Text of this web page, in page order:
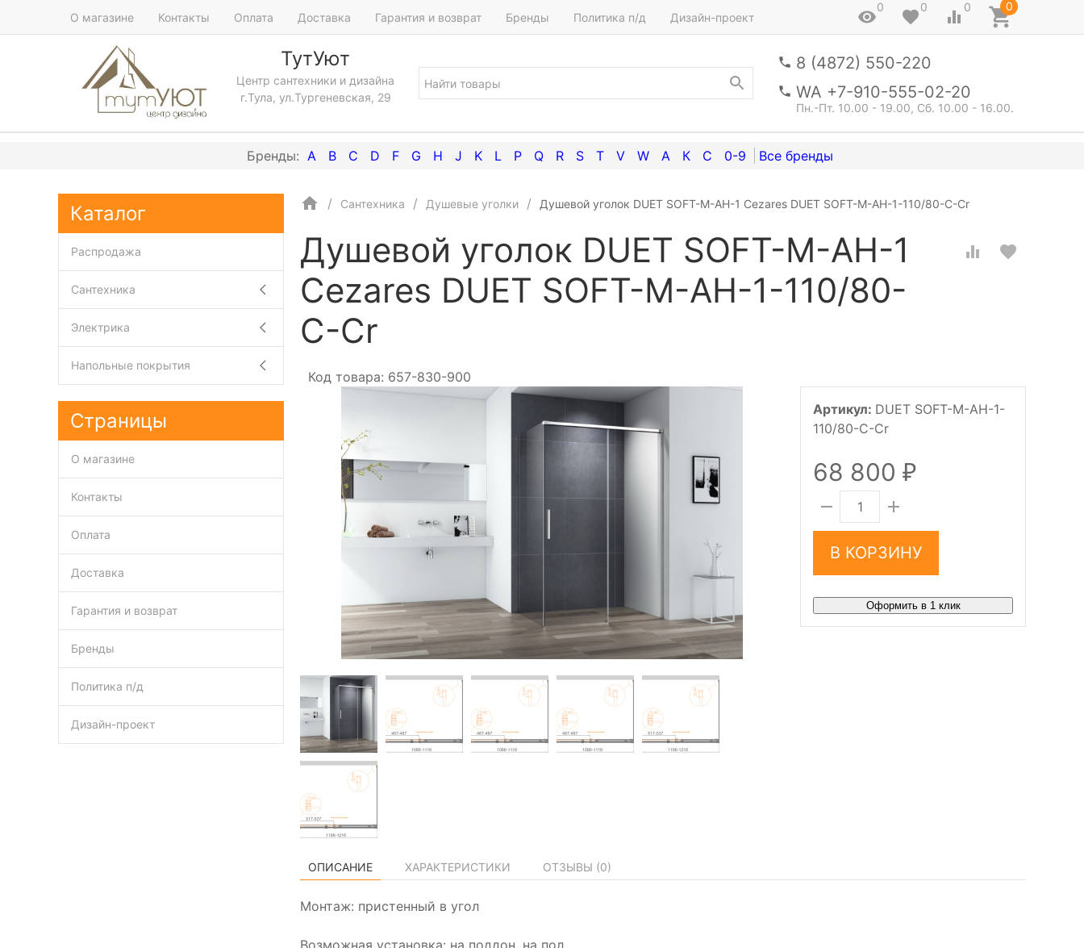
О магазине Контакты Оплата Доставка Гарантия и возврат Бренды Политика п/д Дизайн-проект
0 0 0 0
ТутУют
Центр сантехники и дизайна
г.Тула, ул.Тургеневская, 29
8 (4872) 550-220
WA +7-910-555-02-20
Пн.-Пт. 10.00 - 19.00, Сб. 10.00 - 16.00.
A B C D F G H J K L P Q R S T V W А К С 0-9
Сантехника Душевые уголки Душевой уголок DUET SOFT-M-AH-1 Cezares DUET SOFT-M-AH-1-110/80-C-Cr
Душевой уголок DUET SOFT-M-AH-1
Cezares DUET SOFT-M-AH-1-110/80-
C-Cr
Код товара: 657-830-900
Артикул: DUET SOFT-M-AH-1-
110/80-C-Cr
68 800 ₽
В КОРЗИНУ
Оформить в 1 клик
ОПИСАНИЕ ХАРАКТЕРИСТИКИ ОТЗЫВЫ (0)
Монтаж: пристенный в угол
Возможная установка: на поддон, на пол
Каталог
Распродажа
Сантехника
Электрика
Напольные покрытия
Страницы
О магазине
Контакты
Оплата
Доставка
Гарантия и возврат
Бренды
Политика п/д
Дизайн-проект